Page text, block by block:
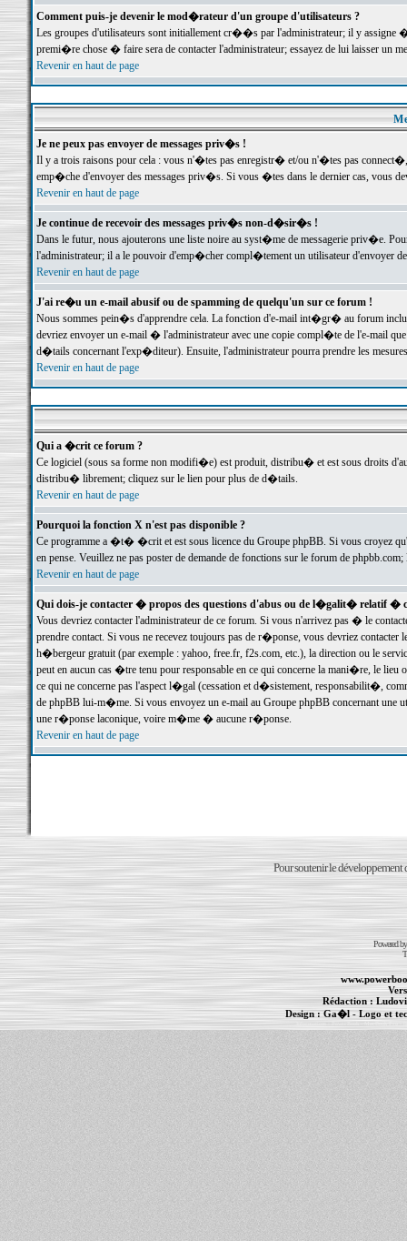
Comment puis-je devenir le mod�rateur d'un groupe d'utilisateurs ?
Les groupes d'utilisateurs sont initiallement cr��s par l'administrateur; il y
premi�re chose � faire sera de contacter l'administrateur; essayez de lui laisser un
Revenir en haut de page
Je ne peux pas envoyer de messages priv�s !
Il y a trois raisons pour cela : vous n'�tes pas enregistr� et/ou n'�tes pas
emp�che d'envoyer des messages priv�s. Si vous �tes dans le dernier cas, vous
Revenir en haut de page
Je continue de recevoir des messages priv�s non-d�sir�s !
Dans le futur, nous ajouterons une liste noire au syst�me de messagerie priv�e.
l'administrateur; il a le pouvoir d'emp�cher compl�tement un utilisateur d'envoyer
Revenir en haut de page
J'ai re�u un e-mail abusif ou de spamming de quelqu'un sur ce forum !
Nous sommes pein�s d'apprendre cela. La fonction d'e-mail int�gr� au forum inclut
devriez envoyer un e-mail � l'administrateur avec une copie compl�te de l'e-mail
d�tails concernant l'exp�diteur). Ensuite, l'administrateur pourra prendre les
Revenir en haut de page
Qui a �crit ce forum ?
Ce logiciel (sous sa forme non modifi�e) est produit, distribu� et est sous droits
distribu� librement; cliquez sur le lien pour plus de d�tails.
Revenir en haut de page
Pourquoi la fonction X n'est pas disponible ?
Ce programme a �t� �crit et est sous licence du Groupe phpBB. Si vous croyez
en pense. Veuillez ne pas poster de demande de fonctions sur le forum de
Revenir en haut de page
Qui dois-je contacter � propos des questions d'abus ou de l�galit� relatif �
Vous devriez contacter l'administrateur de ce forum. Si vous n'arrivez pas � le
prendre contact. Si vous ne recevez toujours pas de r�ponse, vous devriez
h�bergeur gratuit (par exemple : yahoo, free.fr, f2s.com, etc.), la direction ou le
peut en aucun cas �tre tenu pour responsable en ce qui concerne la mani�re, le
ce qui ne concerne pas l'aspect l�gal (cessation et d�sistement, responsabilit�,
de phpBB lui-m�me. Si vous envoyez un e-mail au Groupe phpBB concernant une
une r�ponse laconique, voire m�me � aucune r�ponse.
Revenir en haut de page
Pour soutenir le développement
Powered
Rédaction :
Design :Ga�l- Logo et
Informations :